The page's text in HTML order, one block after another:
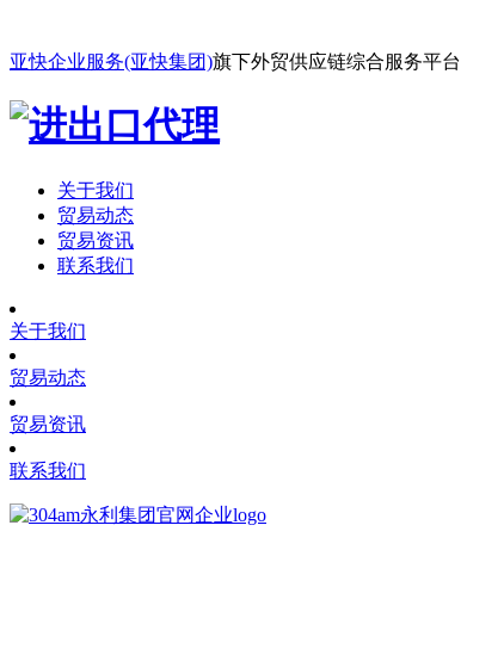
亚快企业服务(亚快集团)旗下外贸供应链综合服务平台
关于我们
贸易动态
贸易资讯
联系我们
关于我们
贸易动态
贸易资讯
联系我们